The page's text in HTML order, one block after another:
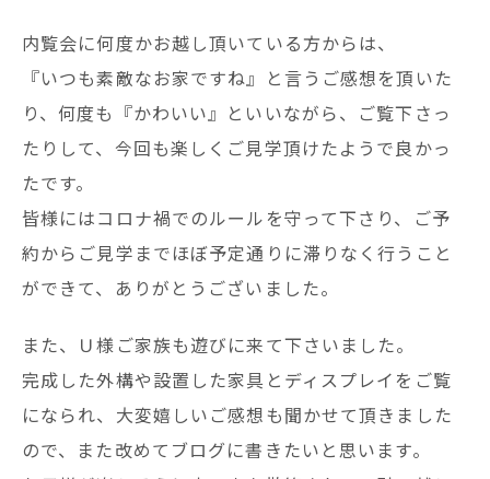
内覧会に何度かお越し頂いている方からは、
『いつも素敵なお家ですね』と言うご感想を頂いた
り、何度も『かわいい』といいながら、ご覧下さっ
たりして、今回も楽しくご見学頂けたようで良かっ
たです。
皆様にはコロナ禍でのルールを守って下さり、ご予
約からご見学までほぼ予定通りに滞りなく行うこと
ができて、ありがとうございました。
また、Ｕ様ご家族も遊びに来て下さいました。
完成した外構や設置した家具とディスプレイをご覧
になられ、大変嬉しいご感想も聞かせて頂きました
ので、また改めてブログに書きたいと思います。